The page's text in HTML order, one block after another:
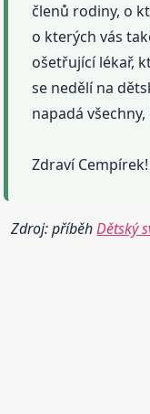
členů rodiny, o
o kterých vás
ošetřující lékař,
se nedělí na
napadá
Zdraví Cempírek!
Zdroj: příběhDětský